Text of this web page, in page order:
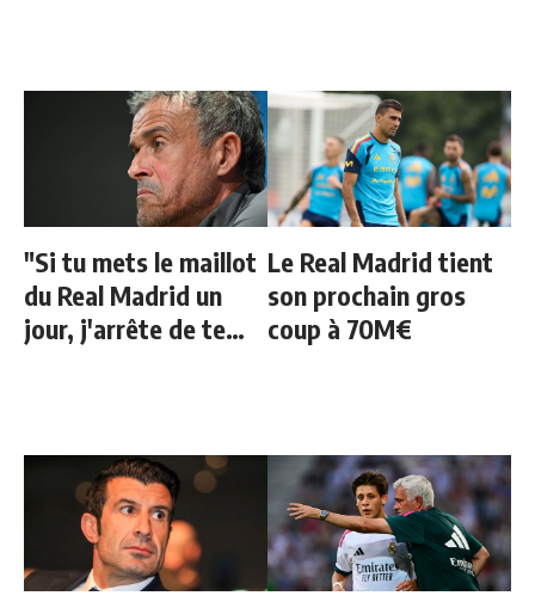
"Si tu mets le maillot
du Real Madrid un
jour, j'arrête de te
Le Real Madrid tient
son prochain gros
coup à 70M€